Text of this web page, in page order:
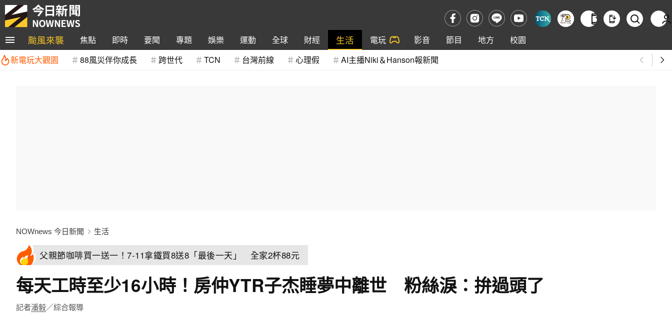
颱風來襲 焦點 即時 要聞 專題 娛樂 運動 全球 財經 生活 電玩 影音 節目 地方
校園
新電玩大觀園
88風災伴你成長 跨世代 TCN 台灣前線 心理假 AI主播Niki＆Hanson報新聞
NOWnews 今日新聞 生活
父親節咖啡買一送一！7-11拿鐵買8送8「最後一天」 全家2杯88元
每天工時至少16小時！房仲YTR子杰睡夢中離世 粉絲淚：拚過頭了
記者潘毅／綜合報導